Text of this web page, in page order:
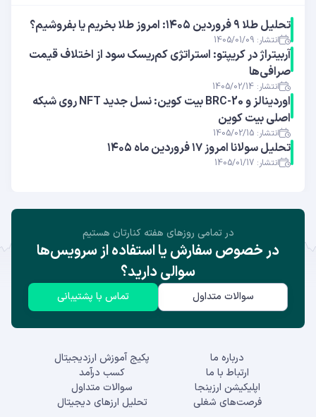
تحلیل طلا ۹ فروردین ۱۴۰۵: امروز طلا بخریم یا بفروشیم؟
انتشار: 1405/01/09
آربیتراژ در کریپتو: استراتژی کم‌ریسک سود از اختلاف قیمت
صرافی‌ها
انتشار: 1405/02/14
اوردینالز و BRC-20 بیت کوین: نسل جدید NFT روی شبکه
اصلی بیت کوین
انتشار: 1405/02/15
تحلیل سولانا امروز ۱۷ فروردین ماه ۱۴۰۵
انتشار: 1405/01/17
در تمامی روز‌های هفته کنارتان هستیم
در خصوص سفارش یا استفاده از سرویس‌ها
سوالی دارید؟
سوالات متداول تماس با پشتیبانی
درباره ما
ارتباط با ما
اپلیکیشن ارزینجا
فرصت‌های شغلی
پکیج آموزش ارزدیجیتال
کسب درآمد
سوالات متداول
تحلیل ارزهای دیجیتال